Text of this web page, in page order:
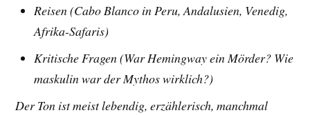
Reisen (Cabo Blanco in Peru, Andalusien, Venedig,
Afrika-Safaris)
Kritische Fragen (War Hemingway ein Mörder? Wie
maskulin war der Mythos wirklich?)
Der Ton ist meist lebendig, erzählerisch, manchmal